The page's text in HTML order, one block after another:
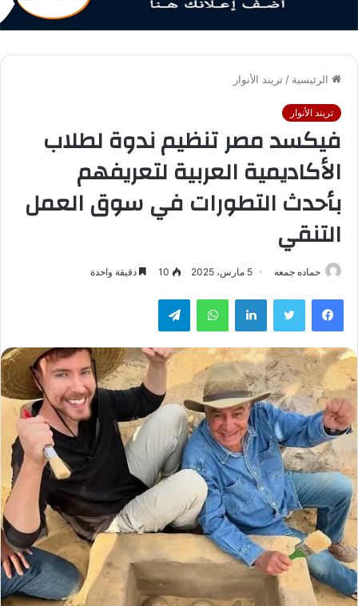
الرئيسية / تريند الأنوار
تريند الأنوار
فيكسد مصر تنظيم ندوة لطلاب
الأكاديمية العربية لتعريفهم
بأحدث التطورات في سوق العمل
التنقي
حماده جمعه 5 مارس، 2025 10 دقيقة واحدة
فيسبوك تويتر لينكدإن واتساب تيلقرام